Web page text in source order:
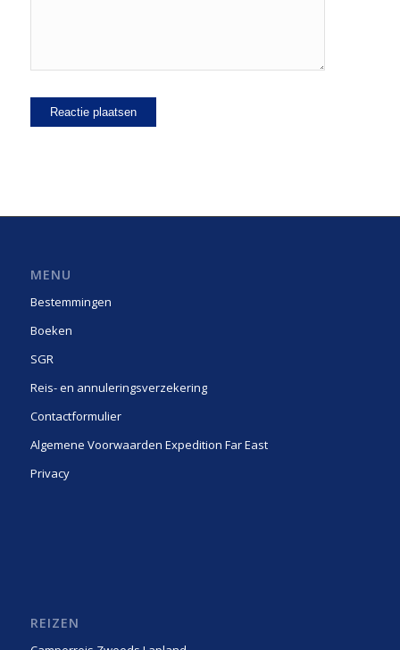
MENU
Bestemmingen
Boeken
SGR
Reis- en annuleringsverzekering
Contactformulier
Algemene Voorwaarden Expedition Far East
Privacy
REIZEN